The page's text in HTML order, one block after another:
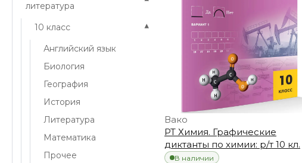
литература
10 класс ▾
Английский язык
Биология
География
История
Литература
Математика
Прочее
Вако
РТ Химия. Графические
диктанты по химии: р/т 10 кл.
В наличии